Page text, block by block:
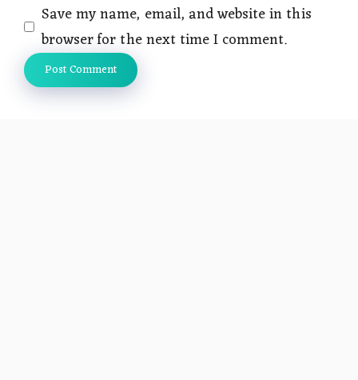
Save my name, email, and website in this
browser for the next time I comment.